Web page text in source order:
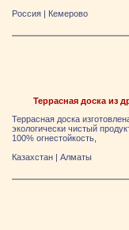
Россия | Кемерово
Террасная доска из
Террасная доска
экологически чистый
100% огнестойкость,
Казахстан | Алматы